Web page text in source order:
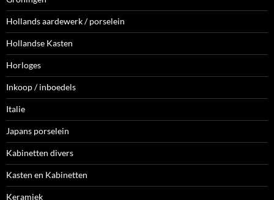
Hollands aardewerk / porselein
Hollandse Kasten
Horloges
Inkoop / inboedels
Italie
Japans porselein
Kabinetten divers
Kasten en Kabinetten
Keramiek